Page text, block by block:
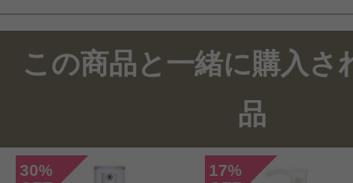
この商品のクチコミ
67件のレビュー
この商品と一緒に購入さ
品
30% 17%